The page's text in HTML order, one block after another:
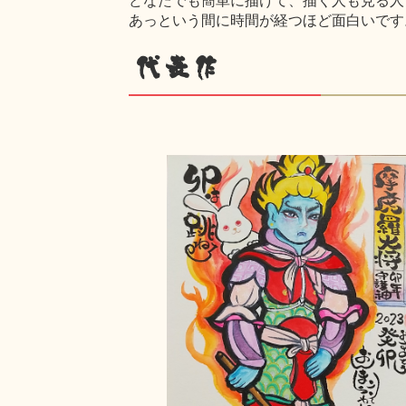
あっという間に時間が経つほど面白いで
代表作